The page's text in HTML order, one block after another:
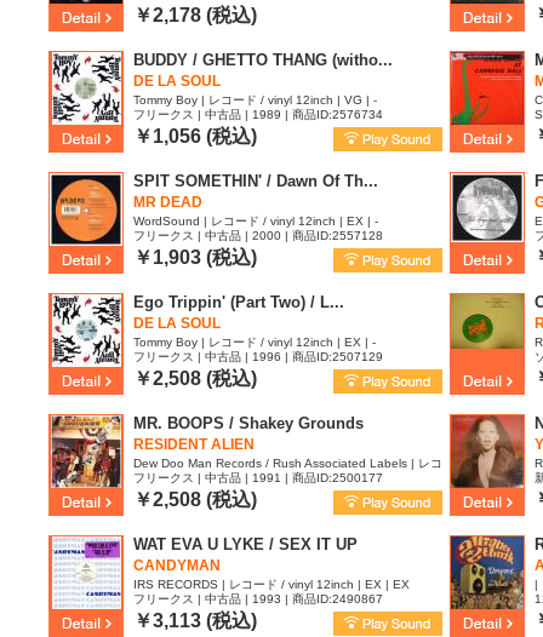
￥2,178 (税込)
BUDDY / GHETTO THANG (witho...
DE LA SOUL
Tommy Boy | レコード / vinyl 12inch | VG | -
フリークス | 中古品 | 1989 | 商品ID:2576734
￥1,056 (税込)
SPIT SOMETHIN' / Dawn Of Th...
MR DEAD
WordSound | レコード / vinyl 12inch | EX | -
フリークス | 中古品 | 2000 | 商品ID:2557128
￥1,903 (税込)
Ego Trippin' (Part Two) / L...
DE LA SOUL
Tommy Boy | レコード / vinyl 12inch | EX | -
フリークス | 中古品 | 1996 | 商品ID:2507129
￥2,508 (税込)
MR. BOOPS / Shakey Grounds
RESIDENT ALIEN
Dew Doo Man Records / Rush Associated Labels | レコ
ード / vinyl 12inch | EX | VG
フリークス | 中古品 | 1991 | 商品ID:2500177
￥2,508 (税込)
4
WAT EVA U LYKE / SEX IT UP
CANDYMAN
IRS RECORDS | レコード / vinyl 12inch | EX | EX
フリークス | 中古品 | 1993 | 商品ID:2490867
￥3,113 (税込)
|